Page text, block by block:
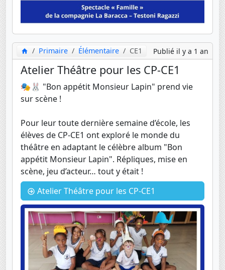
Primaire Élémentaire CE1 Publié il y a 1 an
Atelier Théâtre pour les CP-CE1
🎭🐰 "Bon appétit Monsieur Lapin" prend vie
sur scène !
Pour leur toute dernière semaine d’école, les
élèves de CP-CE1 ont exploré le monde du
théâtre en adaptant le célèbre album "Bon
appétit Monsieur Lapin". Répliques, mise en
scène, jeu d’acteur… tout y était !
Atelier Théâtre pour les CP-CE1